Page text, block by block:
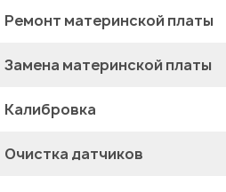
Ремонт материнской платы
Замена материнской платы
Калибровка
Очистка датчиков